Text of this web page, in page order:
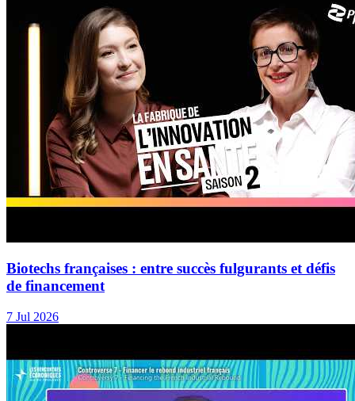
Biotechs françaises : entre succès fulgurants et défis
de financement
7 Jul 2026